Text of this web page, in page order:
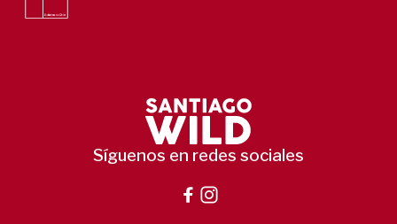
Síguenos en redes sociales